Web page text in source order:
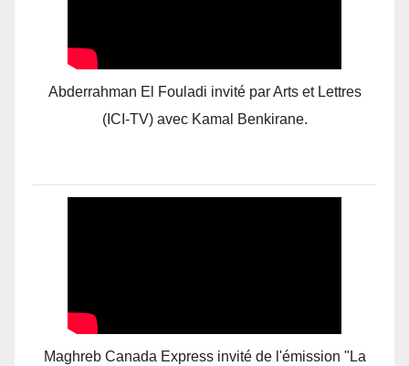
Abderrahman El Fouladi invité par Arts et Lettres
(ICI-TV) avec Kamal Benkirane.
Maghreb Canada Express invité de l'émission "La